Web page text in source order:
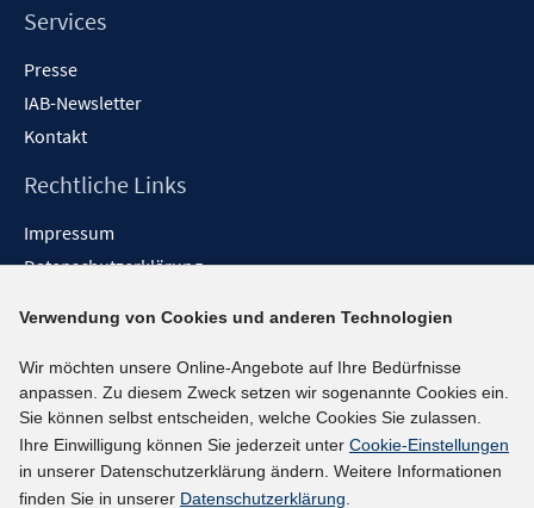
Services
Presse
IAB-Newsletter
Kontakt
Rechtliche Links
Impressum
Datenschutzerklärung
Barrieren melden
Social-Media-Kanäle
BlueSky
YouTube
LinkedIn
Verwendung von Cookies und anderen Technologien
Wir möchten unsere Online-Angebote auf Ihre Bedürfnisse
anpassen. Zu diesem Zweck setzen wir sogenannte Cookies ein.
Sie können selbst entscheiden, welche Cookies Sie zulassen.
Ihre Einwilligung können Sie jederzeit unter Cookie-Einstellungen
in unserer Datenschutzerklärung ändern. Weitere Informationen
finden Sie in unserer Datenschutzerklärung.